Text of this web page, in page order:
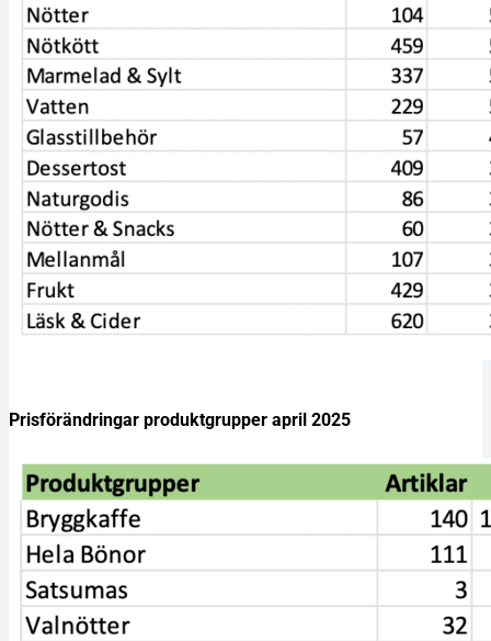
Prisförändringar produktgrupper april 2025